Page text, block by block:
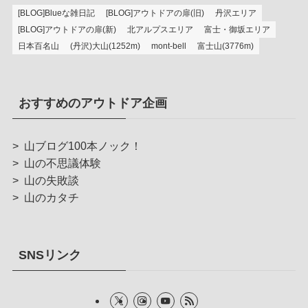
[BLOG]Blueな雑日記 [BLOG]アウトドアの扉(旧)
丹沢エリア
[BLOG]アウトドアの扉(新)
北アルプスエリア
富士・御坂エリア
日本百名山
(丹沢)大山(1252m) mont-bell 富士山(3776m)
おすすめのアウトドア企画
> 山ブログ100本ノック！
> 山の不思議体験
> 山の失敗談
> 山のカタチ
SNSリンク